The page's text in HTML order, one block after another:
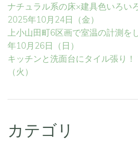
ナチュラル系の床×建具色いろい
2025年10月24日（金）
上小山田町6区画で室温の計測を
年10月26日（日）
キッチンと洗面台にタイル張り！
（火）
カテゴリ